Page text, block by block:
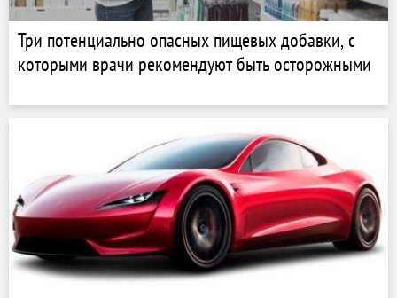
Три потенциально опасных пищевых добавки, с
которыми врачи рекомендуют быть осторожными